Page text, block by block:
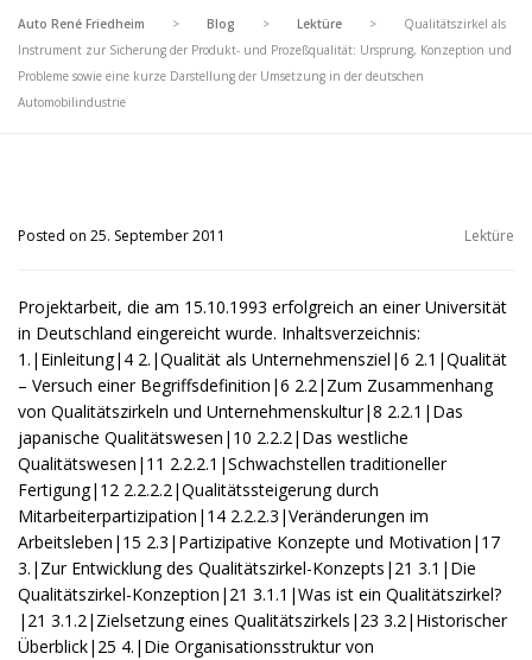
Auto René Friedheim > Blog > Lektüre >
Qualitätszirkel als
Instrument zur Sicherung der Produkt- und Prozeßqualität: Ursprung, Konzeption und
Probleme sowie eine kurze Darstellung der Umsetzung in der deutschen
Automobilindustrie
Posted on 25. September 2011 Lektüre
Projektarbeit, die am 15.10.1993 erfolgreich an einer Universität
in Deutschland eingereicht wurde. Inhaltsverzeichnis:
1.|Einleitung|4 2.|Qualität als Unternehmensziel|6 2.1|Qualität
– Versuch einer Begriffsdefinition|6 2.2|Zum Zusammenhang
von Qualitätszirkeln und Unternehmenskultur|8 2.2.1|Das
japanische Qualitätswesen|10 2.2.2|Das westliche
Qualitätswesen|11 2.2.2.1|Schwachstellen traditioneller
Fertigung|12 2.2.2.2|Qualitätssteigerung durch
Mitarbeiterpartizipation|14 2.2.2.3|Veränderungen im
Arbeitsleben|15 2.3|Partizipative Konzepte und Motivation|17
3.|Zur Entwicklung des Qualitätszirkel-Konzepts|21 3.1|Die
Qualitätszirkel-Konzeption|21 3.1.1|Was ist ein Qualitätszirkel?
|21 3.1.2|Zielsetzung eines Qualitätszirkels|23 3.2|Historischer
Überblick|25 4.|Die Organisationsstruktur von